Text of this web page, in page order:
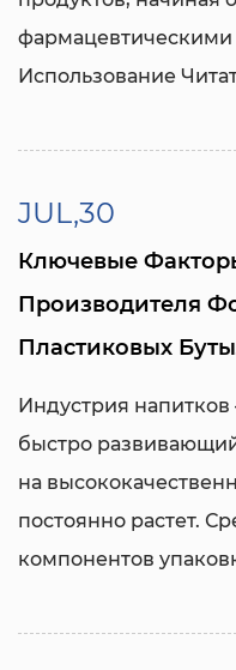
фармацевтическими
Использование
JUL,30
Ключевые
Производителя
Пластиковых
Индустрия
быстро
на
постоянно растет.
компонентов